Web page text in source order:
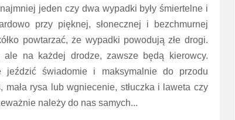
jeden czy dwa wypadki były śmiertelne i
przy pięknej, słonecznej i bezchmurnej
powtarzać, że wypadki powodują złe drogi.
na każdej drodze, zawsze będą kierowcy.
jeździć świadomie i maksymalnie do przodu
mała rysa lub wgniecenie, stłuczka i laweta czy
należy do nas samych...